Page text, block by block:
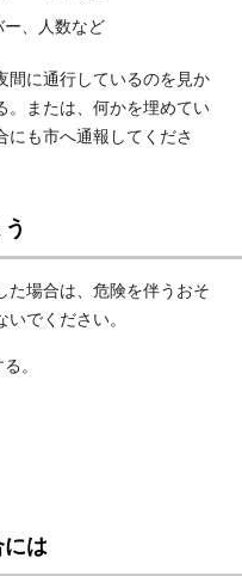
、人数など
に通行しているのを見か
。または、何かを埋めてい
にも市へ通報してくださ
場合は、危険を伴うおそ
でください。
。
は